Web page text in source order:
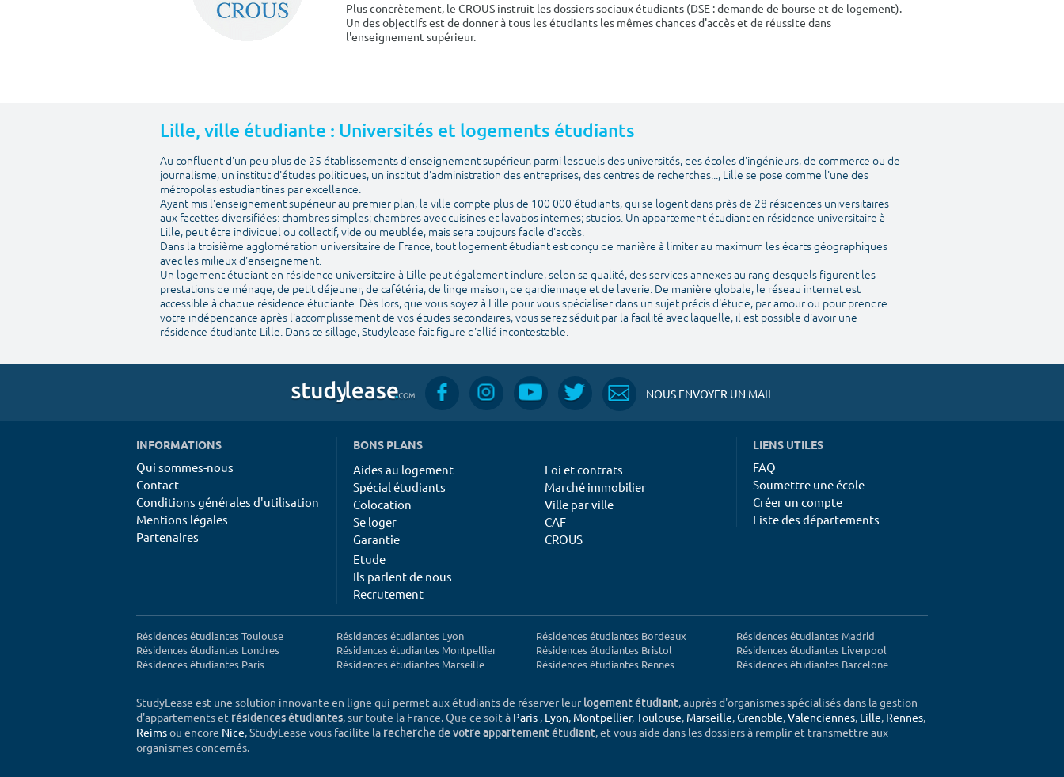
Plus concrètement, le CROUS instruit les dossiers sociaux étudiants (DSE : demande de bourse et de logement).
Un des objectifs est de donner à tous les étudiants les mêmes chances d'accès et de réussite dans
l'enseignement supérieur.
Lille, ville étudiante : Universités et logements étudiants
Au confluent d'un peu plus de 25 établissements d'enseignement supérieur, parmi lesquels des universités, des écoles d'ingénieurs, de commerce ou de
journalisme, un institut d'études politiques, un institut d'administration des entreprises, des centres de recherches..., Lille se pose comme l'une des
métropoles estudiantines par excellence.
Ayant mis l'enseignement supérieur au premier plan, la ville compte plus de 100 000 étudiants, qui se logent dans près de 28 résidences universitaires
aux facettes diversifiées: chambres simples; chambres avec cuisines et lavabos internes; studios. Un appartement étudiant en résidence universitaire à
Lille, peut être individuel ou collectif, vide ou meublée, mais sera toujours facile d'accès.
Dans la troisième agglomération universitaire de France, tout logement étudiant est conçu de manière à limiter au maximum les écarts géographiques
avec les milieux d'enseignement.
Un logement étudiant en résidence universitaire à Lille peut également inclure, selon sa qualité, des services annexes au rang desquels figurent les
prestations de ménage, de petit déjeuner, de cafétéria, de linge maison, de gardiennage et de laverie. De manière globale, le réseau internet est
accessible à chaque résidence étudiante. Dès lors, que vous soyez à Lille pour vous spécialiser dans un sujet précis d'étude, par amour ou pour prendre
votre indépendance après l'accomplissement de vos études secondaires, vous serez séduit par la facilité avec laquelle, il est possible d'avoir une
résidence étudiante Lille. Dans ce sillage, Studylease fait figure d'allié incontestable.
NOUS ENVOYER UN MAIL
INFORMATIONS
Qui sommes-nous
Contact
Conditions générales d'utilisation
Mentions légales
Partenaires
BONS PLANS
Aides au logement
Spécial étudiants
Colocation
Se loger
Garantie
Loi et contrats
Marché immobilier
Ville par ville
CAF
CROUS
Etude
Ils parlent de nous
Recrutement
LIENS UTILES
FAQ
Soumettre une école
Créer un compte
Liste des départements
Résidences étudiantes Toulouse
Résidences étudiantes Londres
Résidences étudiantes Paris
Résidences étudiantes Lyon
Résidences étudiantes Montpellier
Résidences étudiantes Marseille
Résidences étudiantes Bordeaux
Résidences étudiantes Bristol
Résidences étudiantes Rennes
Résidences étudiantes Madrid
Résidences étudiantes Liverpool
Résidences étudiantes Barcelone
StudyLease est une solution innovante en ligne qui permet aux étudiants de réserver leurlogement étudiant, auprès d'organismes spécialisés dans la gestion
d'appartements et résidences étudiantes, sur toute la France. Que ce soit à Paris , Lyon, Montpellier,Toulouse, Marseille,Grenoble,Valenciennes, Lille, Rennes,
Reimsou encore Nice, StudyLease vous facilite la recherche de votre appartement étudiant, et vous aide dans les dossiers à remplir et transmettre aux
organismes concernés.